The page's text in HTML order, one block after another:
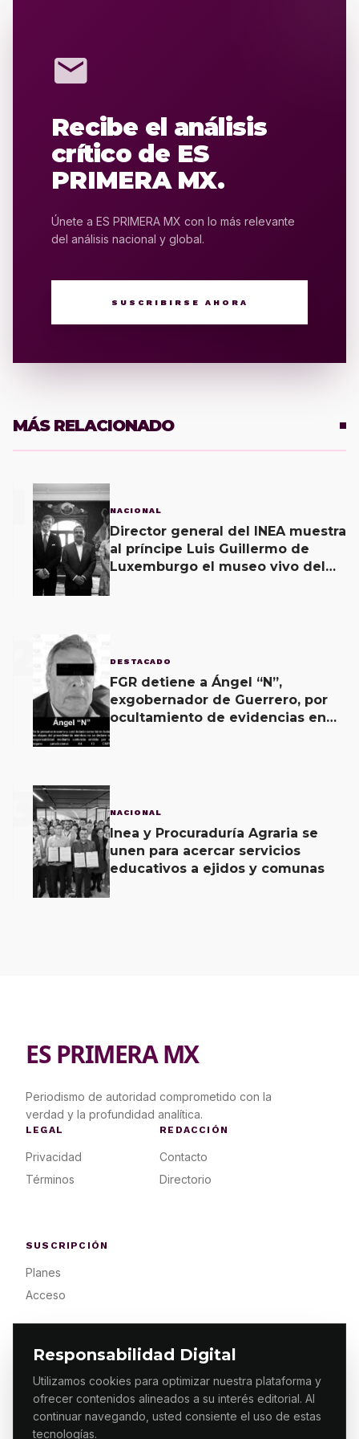
Responsabilidad Digital
Utilizamos cookies para optimizar nuestra plataforma y
ofrecer contenidos alineados a su interés editorial. Al
continuar navegando, usted consiente el uso de estas
tecnologías.
mail
Recibe el análisis
crítico de ES
PRIMERA MX.
Únete a ES PRIMERA MX con lo más relevante
del análisis nacional y global.
SUSCRIBIRSE AHORA
MÁS RELACIONADO
NACIONAL
Director general del INEA muestra
al príncipe Luis Guillermo de
Luxemburgo el museo vivo del
DESTACADO
FGR detiene a Ángel “N”,
exgobernador de Guerrero, por
ocultamiento de evidencias en
3 NACIONAL
Inea y Procuraduría Agraria se
unen para acercar servicios
educativos a ejidos y comunas
ES PRIMERA MX
Periodismo de autoridad comprometido con la
verdad y la profundidad analítica.
LEGAL
Privacidad
Términos
REDACCIÓN
Contacto
Directorio
SUSCRIPCIÓN
Planes
Acceso
© 2026 ES PRIMERA MX. ALGUNOS DERECHOS
RESERVADOS / DESIGNMAKING.MX